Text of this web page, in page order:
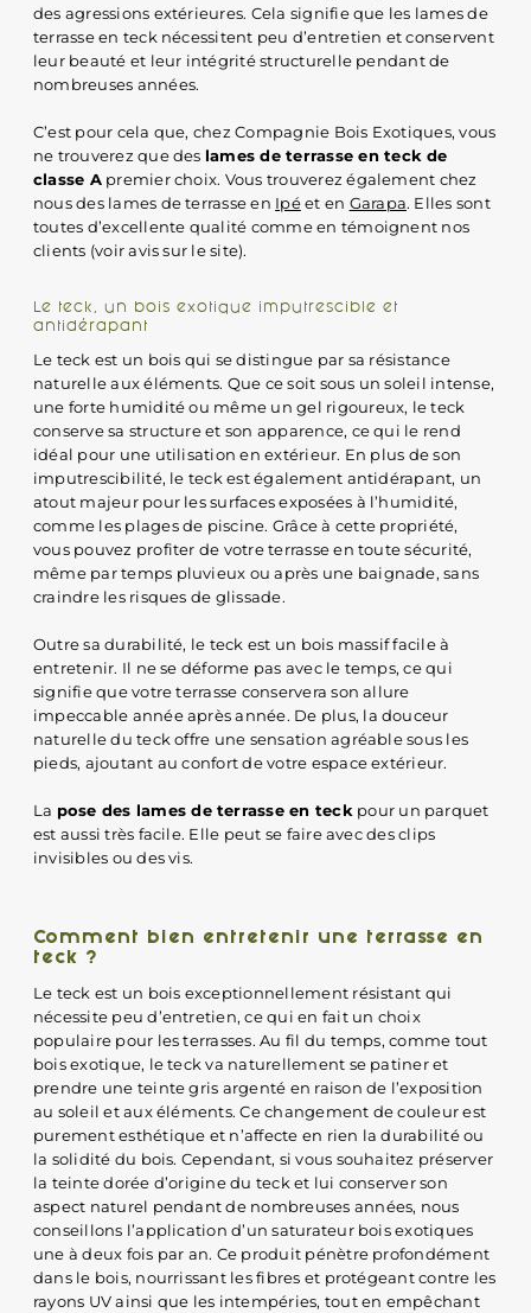
des agressions extérieures. Cela signifie que les lames de
terrasse en teck nécessitent peu d’entretien et conservent
leur beauté et leur intégrité structurelle pendant de
nombreuses années.
C’est pour cela que, chez Compagnie Bois Exotiques, vous
ne trouverez que des lames de terrasse en teck de
classe Apremier choix. Vous trouverez également chez
nous des lames de terrasse en Ipéet en Garapa. Elles sont
toutes d’excellente qualité comme en témoignent nos
clients (voir avis sur le site).
Le teck, un bois exotique imputrescible et
antidérapant
Le teck est un bois qui se distingue par sa résistance
naturelle aux éléments. Que ce soit sous un soleil intense,
une forte humidité ou même un gel rigoureux, le teck
conserve sa structure et son apparence, ce qui le rend
idéal pour une utilisation en extérieur. En plus de son
imputrescibilité, le teck est également antidérapant, un
atout majeur pour les surfaces exposées à l’humidité,
comme les plages de piscine. Grâce à cette propriété,
vous pouvez profiter de votre terrasse en toute sécurité,
même par temps pluvieux ou après une baignade, sans
craindre les risques de glissade.
Outre sa durabilité, le teck est un bois massif facile à
entretenir. Il ne se déforme pas avec le temps, ce qui
signifie que votre terrasse conservera son allure
impeccable année après année. De plus, la douceur
naturelle du teck offre une sensation agréable sous les
pieds, ajoutant au confort de votre espace extérieur.
La pose des lames de terrasse en teck pour un parquet
est aussi très facile. Elle peut se faire avec des clips
invisibles ou des vis.
Comment bien entretenir une terrasse en
teck ?
Le teck est un bois exceptionnellement résistant qui
nécessite peu d’entretien, ce qui en fait un choix
populaire pour les terrasses. Au fil du temps, comme tout
bois exotique, le teck va naturellement se patiner et
prendre une teinte gris argenté en raison de l’exposition
au soleil et aux éléments. Ce changement de couleur est
purement esthétique et n’affecte en rien la durabilité ou
la solidité du bois. Cependant, si vous souhaitez préserver
la teinte dorée d’origine du teck et lui conserver son
aspect naturel pendant de nombreuses années, nous
conseillons l’application d’un saturateur bois exotiques
une à deux fois par an. Ce produit pénètre profondément
dans le bois, nourrissant les fibres et protégeant contre les
rayons UV ainsi que les intempéries, tout en empêchant